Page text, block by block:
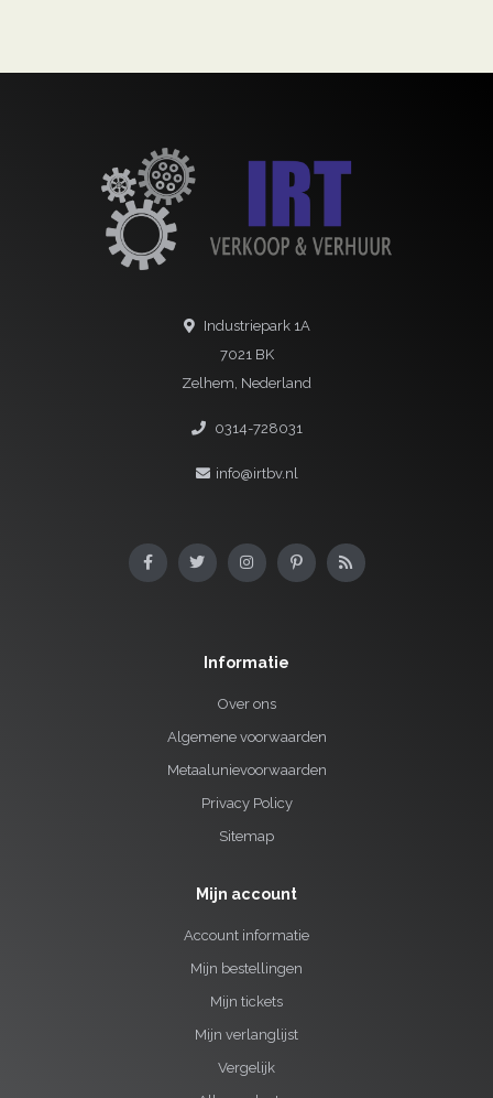
Industriepark 1A
7021 BK
Zelhem, Nederland
0314-728031
info@irtbv.nl
Informatie
Over ons
Algemene voorwaarden
Metaalunievoorwaarden
Privacy Policy
Sitemap
Mijn account
Account informatie
Mijn bestellingen
Mijn tickets
Mijn verlanglijst
Vergelijk